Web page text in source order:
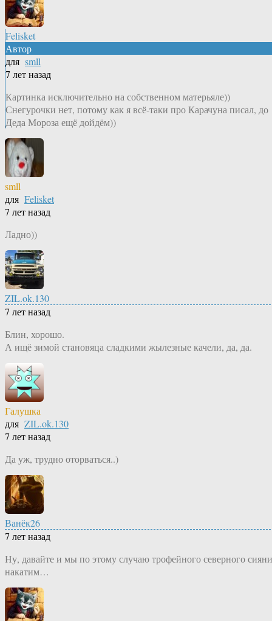
Felisket
Автор
для smll
7 лет назад
Картинка исключительно на собственном матерьяле))
Снегурочки нет, потому как я всё-таки про Карачуна писал, до
Деда Мороза ещё дойдём))
smll
для Felisket
7 лет назад
Ладно))
ZIL.ok.130
7 лет назад
Блин, хорошо.
А ищё зимой становяца сладкими жылезные качели, да, да.
Галушка
для ZIL.ok.130
7 лет назад
Да уж, трудно оторваться..)
Ванёк26
7 лет назад
Ну, давайте и мы по этому случаю трофейного северного
накатим…